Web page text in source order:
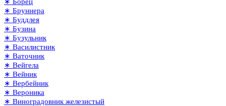
∗ Бруннера
∗ Буддлея
∗ Бузина
∗ Бузульник
∗ Василистник
∗ Ваточник
∗ Вейгела
∗ Вейник
∗ Вербейник
∗ Вероника
∗ Виноградовник железистый